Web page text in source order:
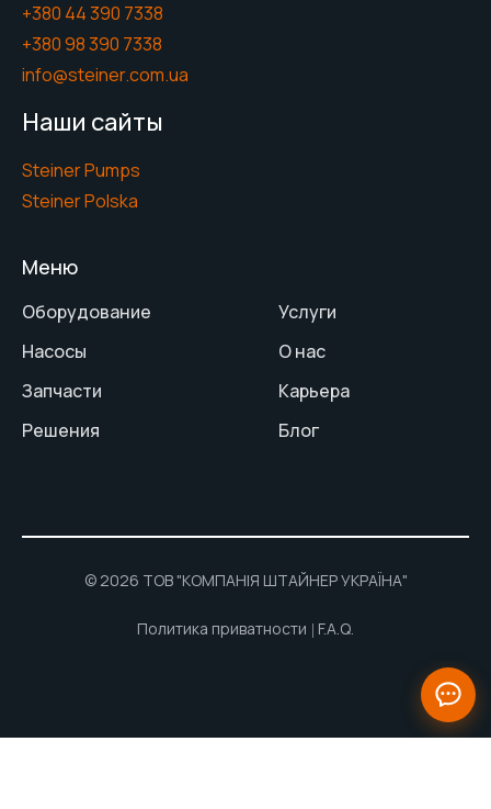
+380 44 390 7338
+380 98 390 7338
info@steiner.com.ua
Наши сайты
Steiner Pumps
Steiner Polska
Меню
Оборудование
Насосы
Запчасти
Решения
Услуги
О нас
Карьера
Блог
© 2026 ТОВ "КОМПАНІЯ ШТАЙНЕР УКРАЇНА"
Политика приватности F.A.Q.